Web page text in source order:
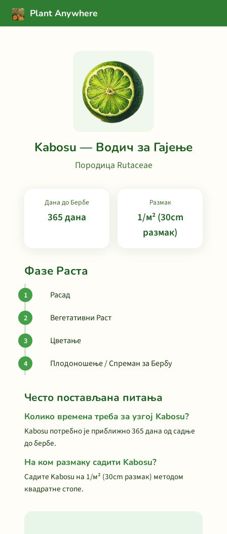
Plant Anywhere
Kabosu — Водич за Гајење
Породица Rutaceae
Дана до Бербе
365 дана
Размак
1/м² (30cm
размак)
Фазе Раста
Расад
Вегетативни Раст
Цветање
Плодоношење / Спреман за Бербу
Често постављана питања
Колико времена треба за узгој Kabosu?
Kabosu потребно је приближно 365 дана од садње
до бербе.
На ком размаку садити Kabosu?
Садите Kabosu на 1/м² (30cm размак) методом
квадратне стопе.